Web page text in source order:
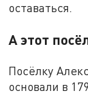
оставаться.
А этот
Посёлку
основали в